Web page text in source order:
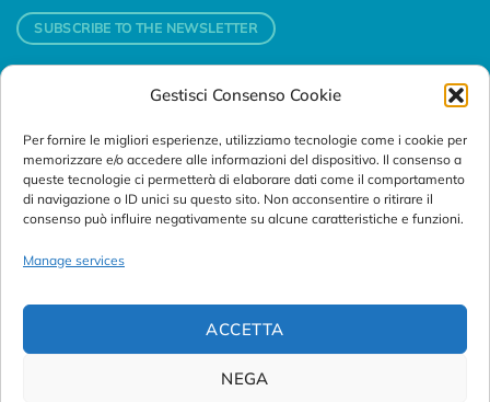
Gestisci Consenso Cookie
Per fornire le migliori esperienze, utilizziamo tecnologie come i cookie per
memorizzare e/o accedere alle informazioni del dispositivo. Il consenso a
queste tecnologie ci permetterà di elaborare dati come il comportamento
di navigazione o ID unici su questo sito. Non acconsentire o ritirare il
consenso può influire negativamente su alcune caratteristiche e funzioni.
Manage services
ACCETTA
NEGA
SUBSCRIBE TO THE NEWSLETTER
Padova
Via Svizzera, 16 - 35127 Padova (Italy)
Tel:
+39 049 76 16 98
Telefax: +39 049 870 95 10
Email: customersupport@abanalitica.it